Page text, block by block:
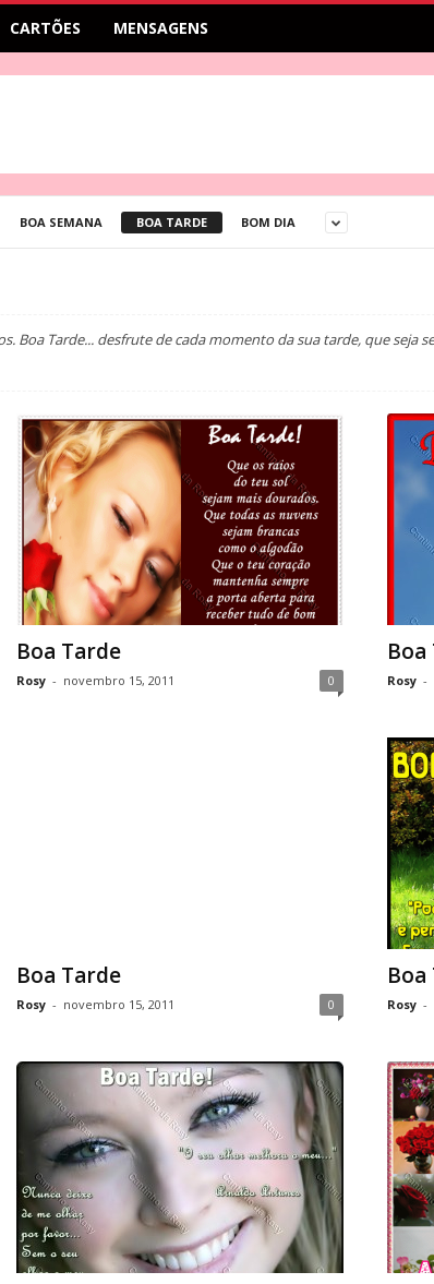
CARTÕES MENSAGENS
BOA SEMANA BOA TARDE BOM DIA
Boa Tarde... desfrute de cada momento da sua tarde, que seja
Boa Tarde
Rosy - novembro 15, 2011 0
Boa
Rosy -
Boa Tarde
Rosy - novembro 15, 2011 0
Boa
Rosy -